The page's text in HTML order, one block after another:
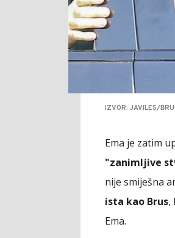
IZVOR: JAVILES/
Ema je zatim
"zanimljive
nije smiješna
ista kao Brus,
Ema.